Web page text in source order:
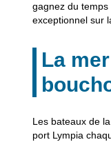
gagnez du temps
exceptionnel sur
La
Les bateaux de
port Lympia